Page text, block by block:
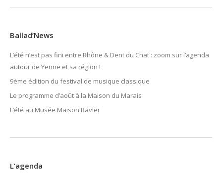
Ballad’News
L’été n’est pas fini entre Rhône & Dent du Chat : zoom sur l’agenda
autour de Yenne et sa région !
9ème édition du festival de musique classique
Le programme d’août à la Maison du Marais
L’été au Musée Maison Ravier
L’agenda